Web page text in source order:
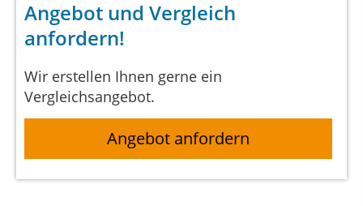
Angebot und Vergleich
anfordern!
Wir erstellen Ihnen gerne ein
Vergleichsangebot.
Angebot anfordern